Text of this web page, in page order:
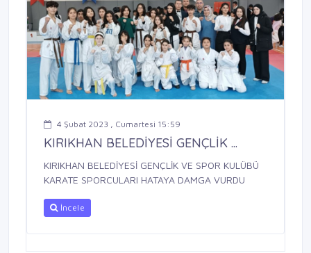
4 Şubat 2023 , Cumartesi 15:59
KIRIKHAN BELEDİYESİ GENÇLİK ...
KIRIKHAN BELEDİYESİ GENÇLİK VE SPOR KULÜBÜ
KARATE SPORCULARI HATAYA DAMGA VURDU
İncele